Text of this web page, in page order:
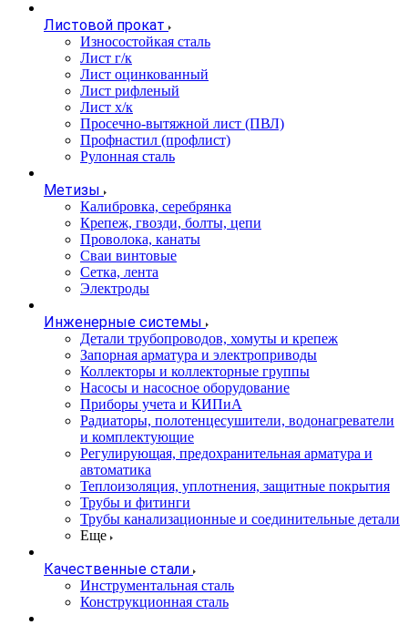
Листовой прокат
Износостойкая сталь
Лист г/к
Лист оцинкованный
Лист рифленый
Лист х/к
Просечно-вытяжной лист (ПВЛ)
Профнастил (профлист)
Рулонная сталь
Метизы
Калибровка, серебрянка
Крепеж, гвозди, болты, цепи
Проволока, канаты
Сваи винтовые
Сетка, лента
Электроды
Инженерные системы
Детали трубопроводов, хомуты и крепеж
Запорная арматура и электроприводы
Коллекторы и коллекторные группы
Насосы и насосное оборудование
Приборы учета и КИПиА
Радиаторы, полотенцесушители, водонагреватели
и комплектующие
Регулирующая, предохранительная арматура и
автоматика
Теплоизоляция, уплотнения, защитные покрытия
Трубы и фитинги
Трубы канализационные и соединительные детали
Еще
Качественные стали
Инструментальная сталь
Конструкционная сталь